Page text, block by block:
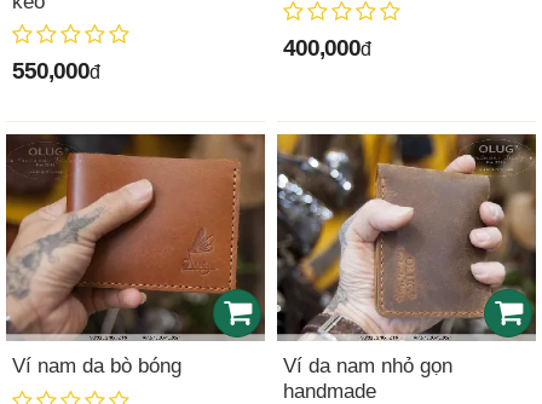
550,000đ
400,000đ
Ví nam da bò bóng
Ví da nam nhỏ gọn
handmade